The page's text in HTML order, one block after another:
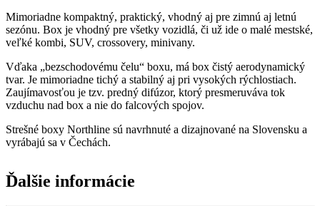
Mimoriadne kompaktný, praktický, vhodný aj pre zimnú aj letnú
sezónu. Box je vhodný pre všetky vozidlá, či už ide o malé mestské,
veľké kombi, SUV, crossovery, minivany.
Vďaka „bezschodovému čelu“ boxu, má box čistý aerodynamický
tvar. Je mimoriadne tichý a stabilný aj pri vysokých rýchlostiach.
Zaujímavosťou je tzv. predný difúzor, ktorý presmeruváva tok
vzduchu nad box a nie do falcových spojov.
Strešné boxy Northline sú navrhnuté a dizajnované na Slovensku a
vyrábajú sa v Čechách.
Ďalšie informácie